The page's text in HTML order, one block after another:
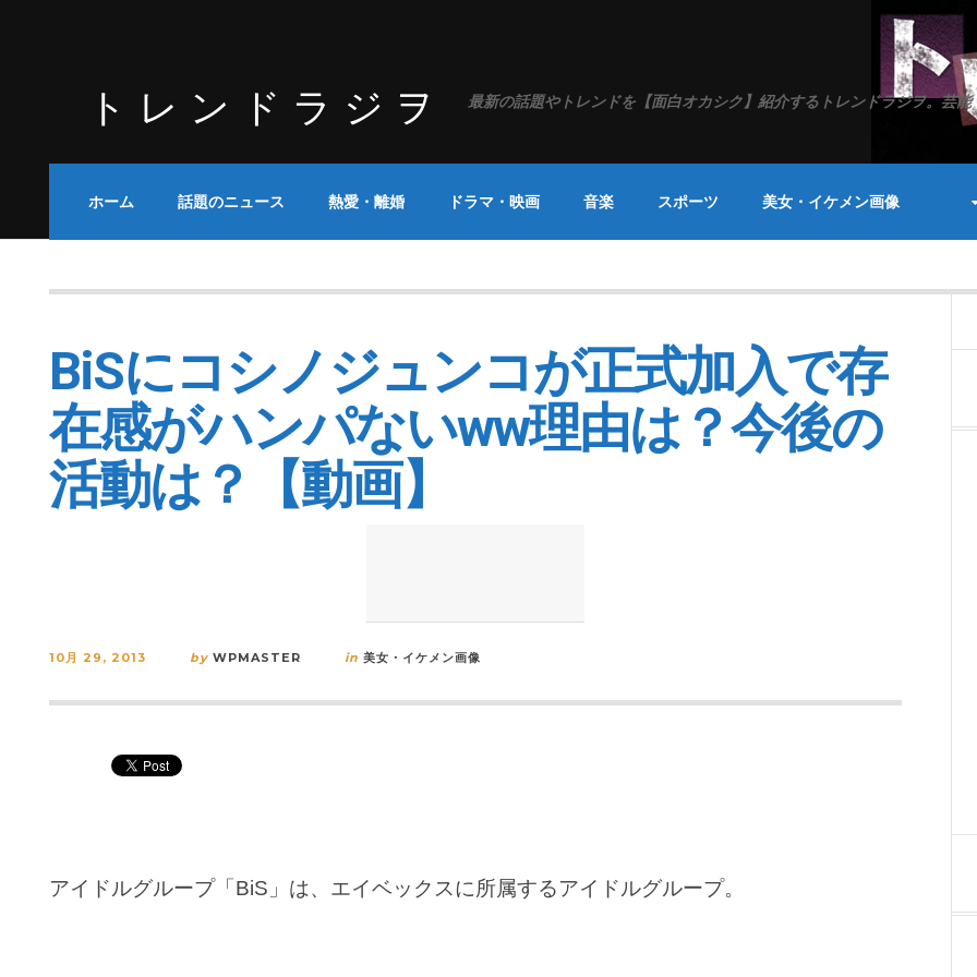
トレンドラジヲ 最新の話題やトレンドを【面白オカシク】紹介するトレンドラジヲ。芸
ホーム 話題のニュース 熱愛・離婚 ドラマ・映画 音楽 スポーツ 美女・イケメン画像
BiSにコシノジュンコが正式加入で存
在感がハンパないww理由は？今後の
活動は？【動画】
10月 29, 2013 by WPMASTER in 美女・イケメン画像
アイドルグループ「BiS」は、エイベックスに所属するアイドルグループ。